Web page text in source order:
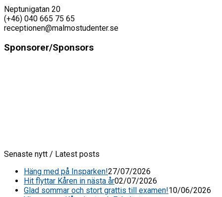
Neptunigatan 20
(+46) 040 665 75 65
receptionen@malmostudenter.se
Sponsorer/Sponsors
Senaste nytt / Latest posts
Häng med på Insparken!27/07/2026
Hit flyttar Kåren in nästa år02/07/2026
Glad sommar och stort grattis till examen!10/06/2026